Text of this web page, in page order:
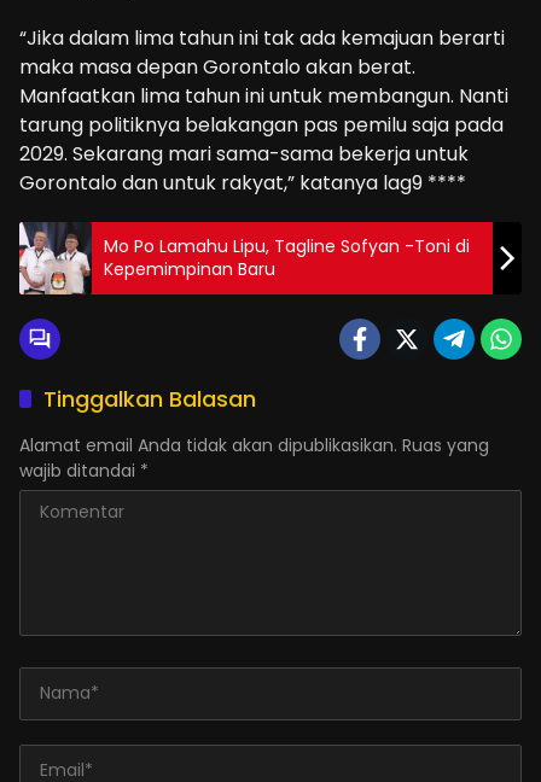
“Jika dalam lima tahun ini tak ada kemajuan berarti
maka masa depan Gorontalo akan berat.
Manfaatkan lima tahun ini untuk membangun. Nanti
tarung politiknya belakangan pas pemilu saja pada
2029. Sekarang mari sama-sama bekerja untuk
Gorontalo dan untuk rakyat,” katanya lag9 ****
Mo Po Lamahu Lipu, Tagline Sofyan -Toni di
Kepemimpinan Baru
Tinggalkan Balasan
Alamat email Anda tidak akan dipublikasikan. Ruas yang
wajib ditandai *